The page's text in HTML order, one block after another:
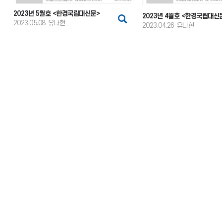
2023년 5월호 <한경국립대신문>
2023.05.08 유나현
2023년 4월호 <한경국립대신
2023.04.26 유나현